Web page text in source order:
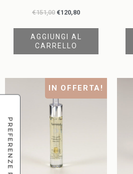
€151,00 €120,80
AGGIUNGI AL
CARRELLO
IN OFFERTA!